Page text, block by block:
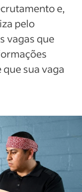
e,
pelo
vagas que
sua vaga